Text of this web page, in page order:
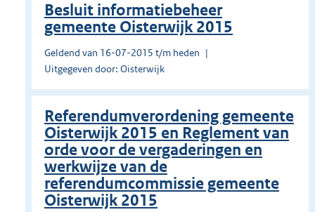
Besluit informatiebeheer
gemeente Oisterwijk 2015
Geldend van 16-07-2015 t/m heden
Uitgegeven door: Oisterwijk
Referendumverordening gemeente
Oisterwijk 2015 en Reglement van
orde voor de vergaderingen en
werkwijze van de
referendumcommissie gemeente
Oisterwijk 2015